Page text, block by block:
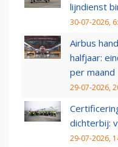
lijndienst
30-07-2026,
Airbus
halfjaar:
per maand
29-07-2026,
dichterbij:
29-07-2026,